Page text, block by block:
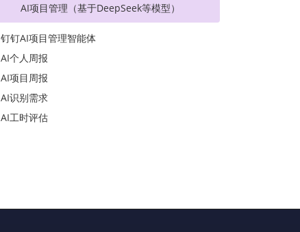
AI项目管理（基于DeepSeek等模型）
钉钉AI项目管理智能体
AI个人周报
AI项目周报
AI识别需求
AI工时评估